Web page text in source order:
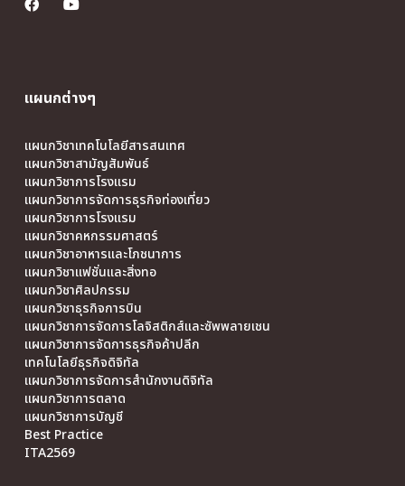
แผนกต่างๆ
แผนกวิชาเทคโนโลยีสารสนเทศ
แผนกวิชาสามัญสัมพันธ์
แผนกวิชาการโรงแรม
แผนกวิชาการจัดการธุรกิจท่องเที่ยว
แผนกวิชาการโรงแรม
แผนกวิชาคหกรรมศาสตร์
แผนกวิชาอาหารและโภชนาการ
แผนกวิชาแฟชั่นและสิ่งทอ
แผนกวิชาศิลปกรรม
แผนกวิชาธุรกิจการบิน
แผนกวิชาการจัดการโลจิสติกส์และซัพพลายเชน
แผนกวิชาการจัดการธุรกิจค้าปลีก
เทคโนโลยีธุรกิจดิจิทัล
แผนกวิชาการจัดการสำนักงานดิจิทัล
แผนกวิชาการตลาด
แผนกวิชาการบัญชี
Best Practice
ITA2569